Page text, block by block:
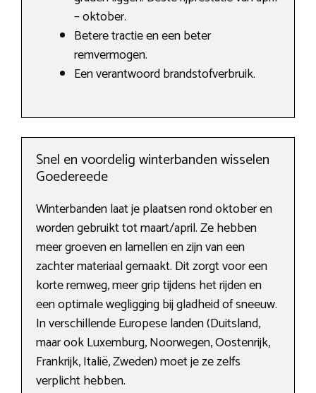
– oktober.
Betere tractie en een beter
remvermogen.
Een verantwoord brandstofverbruik.
Snel en voordelig winterbanden wisselen
Goedereede
Winterbanden laat je plaatsen rond oktober en
worden gebruikt tot maart/april. Ze hebben
meer groeven en lamellen en zijn van een
zachter materiaal gemaakt. Dit zorgt voor een
korte remweg, meer grip tijdens het rijden en
een optimale wegligging bij gladheid of sneeuw.
In verschillende Europese landen (Duitsland,
maar ook Luxemburg, Noorwegen, Oostenrijk,
Frankrijk, Italië, Zweden) moet je ze zelfs
verplicht hebben.